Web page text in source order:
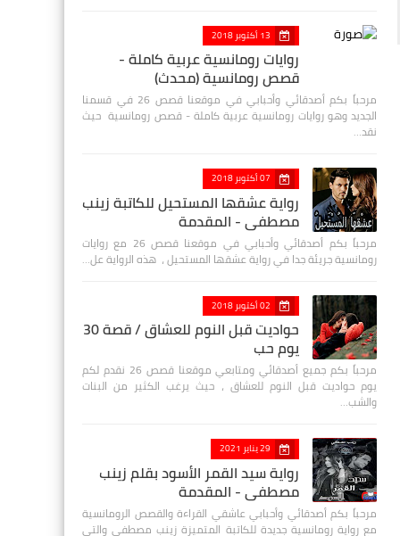
13 أكتوبر 2018
روايات رومانسية عربية كاملة -
قصص رومانسية (محدث)
مرحباً بكم أصدقائي وأحبابي في موقعنا قصص 26 في قسمنا
الجديد وهو روايات رومانسية عربية كاملة - قصص رومانسية حيث
نقد…
07 أكتوبر 2018
رواية عشقها المستحيل للكاتبة زينب
مصطفي - المقدمة
مرحباً بكم أصدقائي وأحبابي في موقعنا قصص 26 مع روايات
رومانسية جريئة جدا في رواية عشقها المستحيل ، هذه الرواية عل…
02 أكتوبر 2018
حواديت قبل النوم للعشاق / قصة 30
يوم حب
مرحباً بكم جميع أصدقائي ومتابعي موقعنا قصص 26 نقدم لكم
يوم حواديت قبل النوم للعشاق ، حيث يرغب الكثير من البنات
والشب…
29 يناير 2021
رواية سيد القمر الأسود بقلم زينب
مصطفي - المقدمة
مرحباً بكم أصدقائي وأحبابي عاشقي القراءة والقصص الرومانسية
مع رواية رومانسية جديدة للكاتبة المتميزة زينب مصطفى والتي